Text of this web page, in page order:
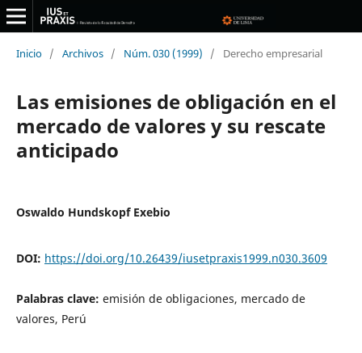
Inicio / Archivos / Núm. 030 (1999) / Derecho empresarial
Las emisiones de obligación en el
mercado de valores y su rescate
anticipado
Oswaldo Hundskopf Exebio
DOI: https://doi.org/10.26439/iusetpraxis1999.n030.3609
Palabras clave: emisión de obligaciones, mercado de
valores, Perú